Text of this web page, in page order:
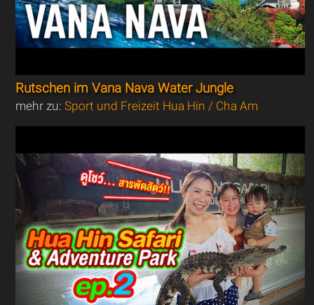
Rutschen im Vana Nava Water Jungle
mehr zu:Sport und Freizeit Hua Hin / Cha Am